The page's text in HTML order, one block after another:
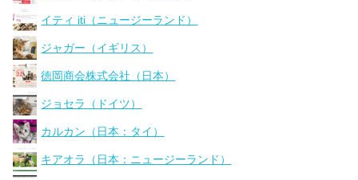
イティ iti（ニュージーランド）
ジャガー（イギリス）
徳岡商会株式会社（日本）
ジョセラ（ドイツ）
カルカン（日本：タイ）
キアオラ（日本：ニュージーランド）